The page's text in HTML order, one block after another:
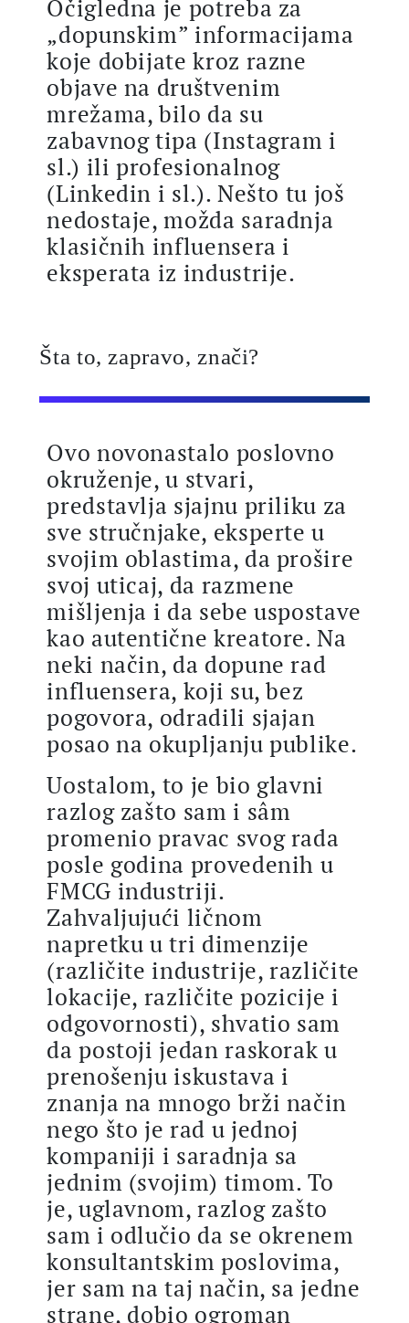
Očigledna je potreba za
„dopunskim” informacijama
koje dobijate kroz razne
objave na društvenim
mrežama, bilo da su
zabavnog tipa (Instagram i
sl.) ili profesionalnog
(Linkedin i sl.). Nešto tu još
nedostaje, možda saradnja
klasičnih influensera i
eksperata iz industrije.
Šta to, zapravo, znači?
Ovo novonastalo poslovno
okruženje, u stvari,
predstavlja sjajnu priliku za
sve stručnjake, eksperte u
svojim oblastima, da prošire
svoj uticaj, da razmene
mišljenja i da sebe uspostave
kao autentične kreatore. Na
neki način, da dopune rad
influensera, koji su, bez
pogovora, odradili sjajan
posao na okupljanju publike.
Uostalom, to je bio glavni
razlog zašto sam i sâm
promenio pravac svog rada
posle godina provedenih u
FMCG industriji.
Zahvaljujući ličnom
napretku u tri dimenzije
(različite industrije, različite
lokacije, različite pozicije i
odgovornosti), shvatio sam
da postoji jedan raskorak u
prenošenju iskustava i
znanja na mnogo brži način
nego što je rad u jednoj
kompaniji i saradnja sa
jednim (svojim) timom. To
je, uglavnom, razlog zašto
sam i odlučio da se okrenem
konsultantskim poslovima,
jer sam na taj način, sa jedne
strane, dobio ogroman